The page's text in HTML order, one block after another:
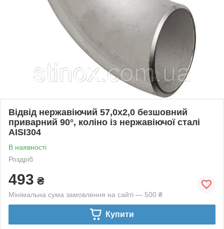
Відвід нержавіючий 57,0х2,0 безшовний
приварний 90°, коліно із нержавіючої сталі
AISI304
В наявності
Роздріб
493 ₴
Мінімальна сума замовлення на сайті — 500 ₴
Купити